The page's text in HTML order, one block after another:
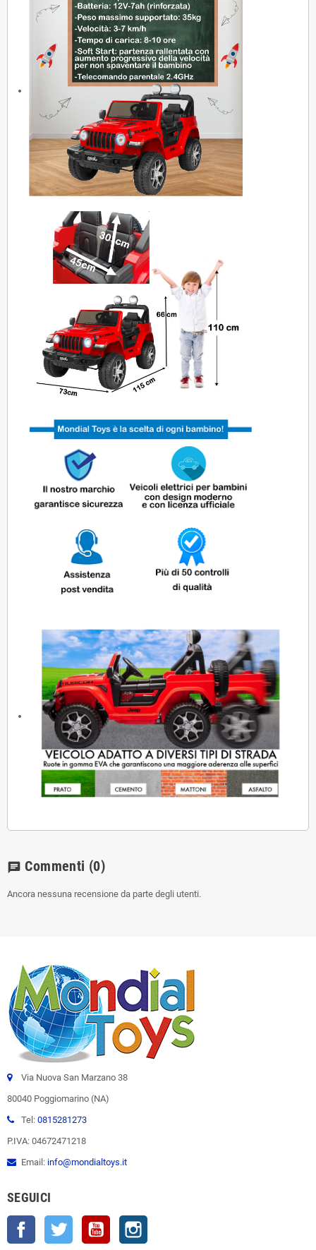
chat Commenti (0)
Ancora nessuna recensione da parte degli utenti.
Via Nuova San Marzano 38
80040 Poggiomarino (NA)
Tel: 0815281273
P.IVA: 04672471218
Email: info@mondialtoys.it
SEGUICI
Facebook Twitter YouTube